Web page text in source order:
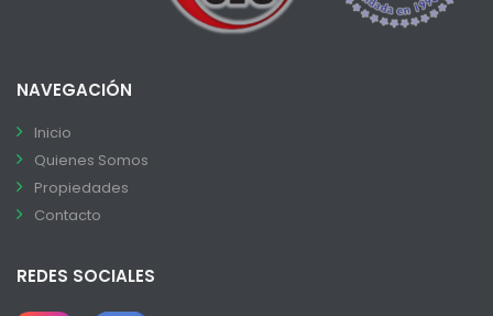
NAVEGACIÓN
Inicio
Quienes Somos
Propiedades
Contacto
REDES SOCIALES